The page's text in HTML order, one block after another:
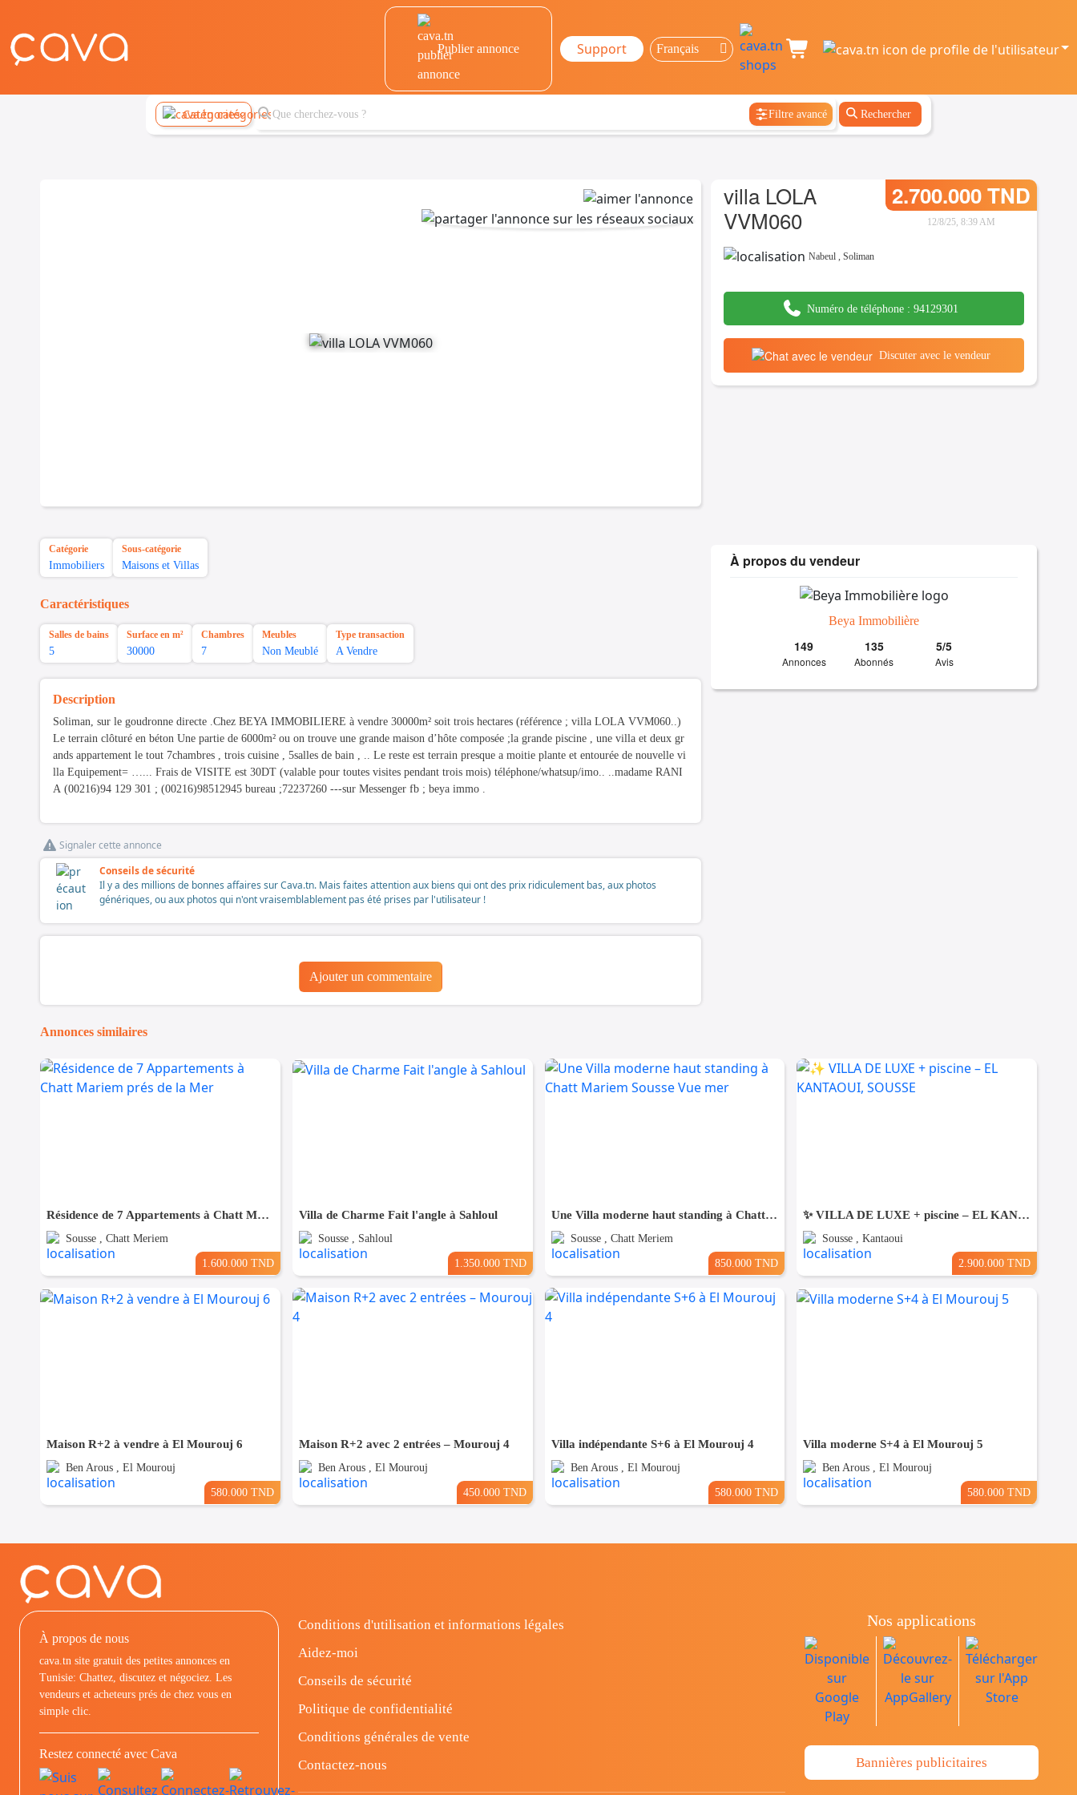
Publier annonce Support
Catégories Filtre avancé Rechercher
villa LOLA
VVM060
2.700.000 TND
12/8/25, 8:39 AM
Nabeul ,Soliman
Numéro de téléphone : 94129301
Discuter avec le vendeur
Catégorie
Immobiliers
Sous-catégorie
Maisons et Villas
Caractéristiques
Salles de bains
5
Surface en m²
30000
Chambres
7
Meubles
Non Meublé
Type transaction
A Vendre
Description
Soliman, sur le goudronne directe .Chez BEYA IMMOBILIERE à vendre 30000m² soit trois hectares (référence ; villa LOLA VVM060..)
Le terrain clôturé en béton Une partie de 6000m² ou on trouve une grande maison d’hôte composée ;la grande piscine , une villa et deux gr
ands appartement le tout 7chambres , trois cuisine , 5salles de bain , .. Le reste est terrain presque a moitie plante et entourée de nouvelle vi
lla Equipement= …... Frais de VISITE est 30DT (valable pour toutes visites pendant trois mois) téléphone/whatsup/imo.. ..madame RANI
A (00216)94 129 301 ; (00216)98512945 bureau ;72237260 ---sur Messenger fb ; beya immo .
Signaler cette annonce
Conseils de sécurité
Il y a des millions de bonnes affaires sur Cava.tn. Mais faites attention aux biens qui ont des prix ridiculement bas, aux photos
génériques, ou aux photos qui n'ont vraisemblablement pas été prises par l'utilisateur !
Ajouter un commentaire
À propos du vendeur
Beya Immobilière
149
Annonces
135
Abonnés
5/5
Avis
Annonces similaires
Résidence de 7 Appartements à Chatt Mariem prés de la Mer
Sousse , Chatt Meriem
1.600.000 TND
Villa de Charme Fait l'angle à Sahloul
Sousse , Sahloul
1.350.000 TND
Une Villa moderne haut standing à Chatt Mariem Sousse Vue mer
Sousse , Chatt Meriem
850.000 TND
​✨ VILLA DE LUXE + piscine – EL KANTAOUI, SOUSSE
Sousse , Kantaoui
2.900.000 TND
Maison R+2 à vendre à El Mourouj 6
Ben Arous , El Mourouj
580.000 TND
Maison R+2 avec 2 entrées – Mourouj 4
Ben Arous , El Mourouj
450.000 TND
Villa indépendante S+6 à El Mourouj 4
Ben Arous , El Mourouj
580.000 TND
Villa moderne S+4 à El Mourouj 5
Ben Arous , El Mourouj
580.000 TND
À propos de nous
cava.tn site gratuit des petites annonces en
Tunisie: Chattez, discutez et négociez. Les
vendeurs et acheteurs prés de chez vous en
simple clic.
Restez connecté avec Cava
Conditions d'utilisation et informations légales
Aidez-moi
Conseils de sécurité
Politique de confidentialité
Conditions générales de vente
Contactez-nous
Nos applications
Bannières publicitaires